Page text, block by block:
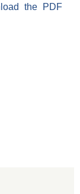
the PDF